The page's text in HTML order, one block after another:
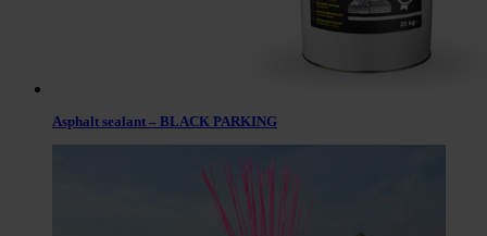
Asphalt sealant – BLACK PARKING